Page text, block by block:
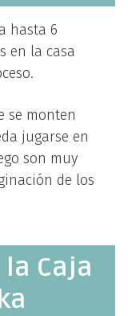
hasta 6
en la casa
se monten
jugarse en
son muy
de los
Caja